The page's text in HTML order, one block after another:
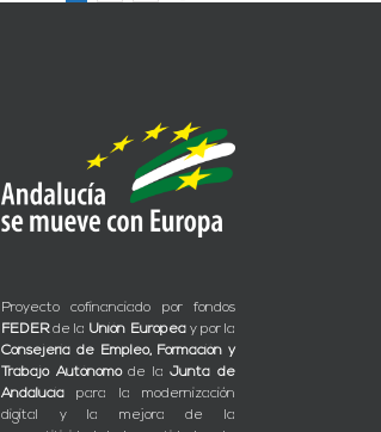
Proyecto cofinanciado por fondos
FEDERde la Unión Europeay por la
Consejería de Empleo, Formación y
Trabajo Autónomode laJunta de
Andalucía para la modernización
digital y la mejora de la